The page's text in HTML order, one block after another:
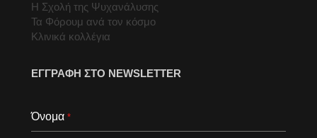
Η Σχολή της Ψυχανάλυσης
Τα Φόρουμ ανά τον κόσμο
Κλινικά κολλέγια
ΕΓΓΡΑΦΗ ΣΤΟ NEWSLETTER
Όνομα *